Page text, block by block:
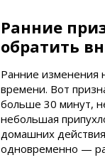
Ранние
обратить
Ранние изменения
времени. Вот
больше 30 минут,
небольшая
домашних
одновременно —